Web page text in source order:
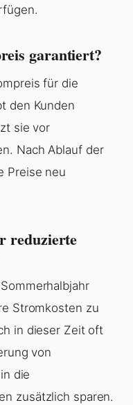
garantiert?
für die
den Kunden
sie vor
Nach Ablauf der
Preise neu
reduzierte
Stromkosten zu
in dieser Zeit oft
von
die
zusätzlich sparen.